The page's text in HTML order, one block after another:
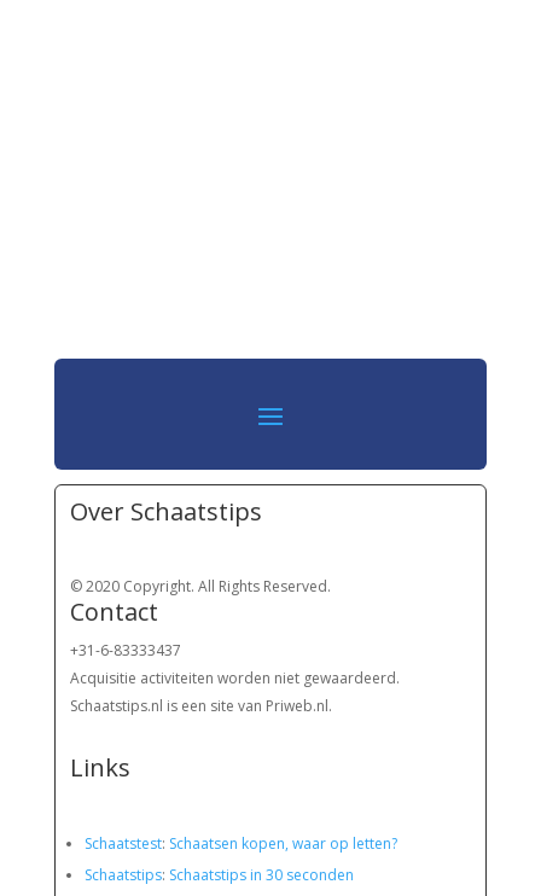
Over Schaatstips
© 2020 Copyright. All Rights Reserved.
Contact
+31-6-83333437
Acquisitie activiteiten worden niet gewaardeerd.
Schaatstips.nl is een site van Priweb.nl.
Links
Schaatstest: Schaatsen kopen, waar op letten?
Schaatstips: Schaatstips in 30 seconden